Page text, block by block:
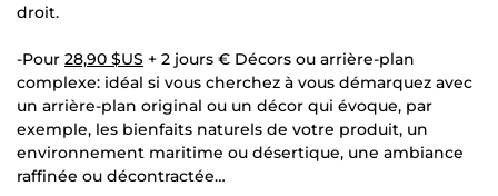
droit.
-Pour 28,90 $US + 2 jours € Décors ou arrière-plan
complexe: idéal si vous cherchez à vous démarquez avec
un arrière-plan original ou un décor qui évoque, par
exemple, les bienfaits naturels de votre produit, un
environnement maritime ou désertique, une ambiance
raffinée ou décontractée…